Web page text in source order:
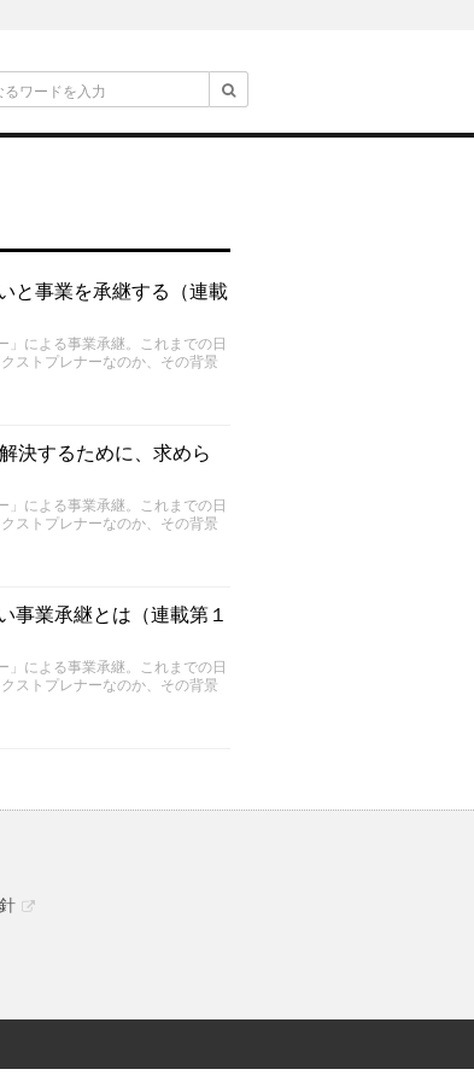
と事業を承継する（連載
」による事業承継。これまでの日
ストプレナーなのか、その背景
決するために、求めら
」による事業承継。これまでの日
ストプレナーなのか、その背景
事業承継とは（連載第１
」による事業承継。これまでの日
ストプレナーなのか、その背景